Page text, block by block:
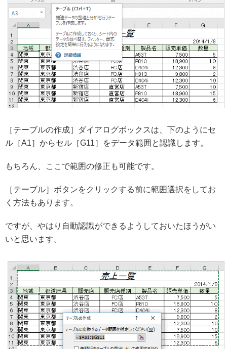
［テーブルの作成］ダイアログボックスは、下のようにセ
ル［A1］からセル［G11］をデータ範囲と認識します。
もちろん、ここで範囲の修正も可能です。
［テーブル］ボタンをクリックする前に範囲選択をしてお
く方法もあります。
ですが、やはり自動認識ができるようしておいたほうがい
いと思います。